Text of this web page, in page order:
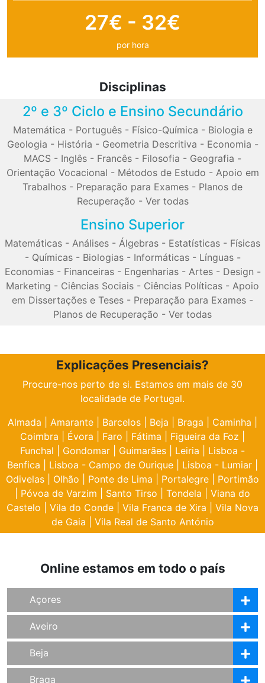
27€ - 32€
por hora
Disciplinas
2º e 3º Ciclo e Ensino Secundário
Matemática - Português- Físico-Química - Biologia e
Geologia - História - Geometria Descritiva - Economia -
MACS - Inglês - Francês - Filosofia - Geografia -
Orientação Vocacional - Métodos de Estudo - Apoio em
Trabalhos - Preparação para Exames - Planos de
Recuperação - Ver todas
Ensino Superior
Matemáticas - Análises - Álgebras - Estatísticas - Físicas
- Químicas- Biologias- Informáticas- Línguas-
Economias- Financeiras- Engenharias- Artes- Design -
Marketing - Ciências Sociais - Ciências Políticas - Apoio
em Dissertações e Teses - Preparação para Exames -
Planos de Recuperação - Ver todas
Explicações Presenciais?
Procure-nos perto de si. Estamos em mais de 30
localidade de Portugal.
Almada
Amarante Barcelos Beja Braga Caminha
Coimbra
Évora Faro Fátima Figueira da Foz
Funchal
Gondomar Guimarães Leiria
Lisboa -
Benfica
Lisboa - Campo de Ourique Lisboa - Lumiar
Odivelas
Olhão Ponte de Lima Portalegre
Portimão
Póvoa de Varzim Santo Tirso Tondela
Viana do
Castelo
Vila do Conde Vila Franca de Xira
Vila Nova
de Gaia
Vila Real de Santo António
Online estamos em todo o país
Açores
Aveiro
Beja
Braga